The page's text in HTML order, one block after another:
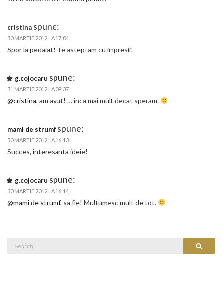
cristina spune:
30 MARTIE 2012 LA 17:04
Spor la pedalat! Te asteptam cu impresii!
g.cojocaru spune:
31 MARTIE 2012 LA 09:37
@cristina, am avut! … inca mai mult decat speram.
mami de strumf spune:
30 MARTIE 2012 LA 16:13
Succes, interesanta ideie!
g.cojocaru spune:
30 MARTIE 2012 LA 16:14
@mami de strumf, sa fie! Multumesc mult de tot.
Search